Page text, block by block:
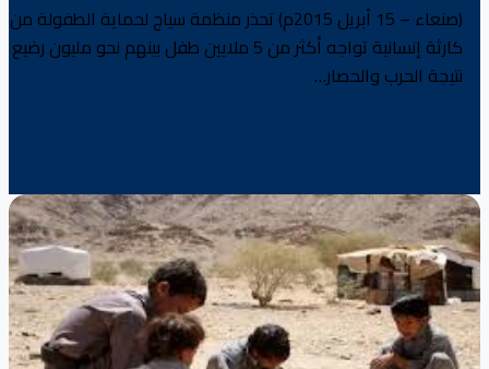
(صنعاء – 15 أبريل 2015م) تحذر منظمة سياج لحماية الطفولة من
كارثة إنسانية تواجه أكثر من 5 ملايين طفل بينهم نحو مليون رضيع
نتيجة الحرب والحصار…